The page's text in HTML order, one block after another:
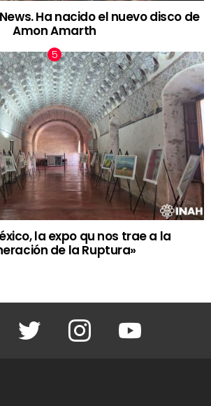
Ha nacido el nuevo disco de
Amon Amarth
la expo qu nos trae a la
de la Ruptura»
Twitter Instagram